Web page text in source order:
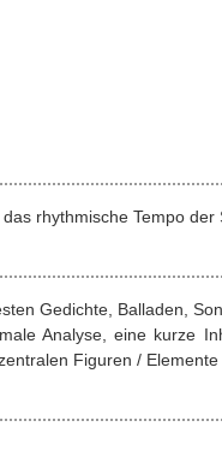
rhythmische Tempo
Gedichte, Balladen,
Analyse, eine kurze
Figuren /